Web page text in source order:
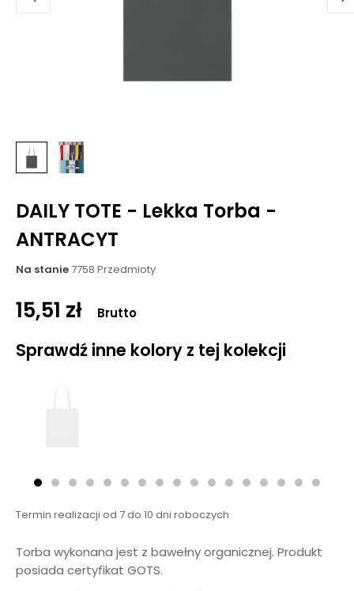
DAILY TOTE - Lekka Torba -
ANTRACYT
Na stanie7758 Przedmioty
15,51 zł Brutto
Sprawdź inne kolory z tej kolekcji
Termin realizacji od 7 do 10 dni roboczych
Torba wykonana jest z bawełny organicznej. Produkt
posiada certyfikat GOTS.